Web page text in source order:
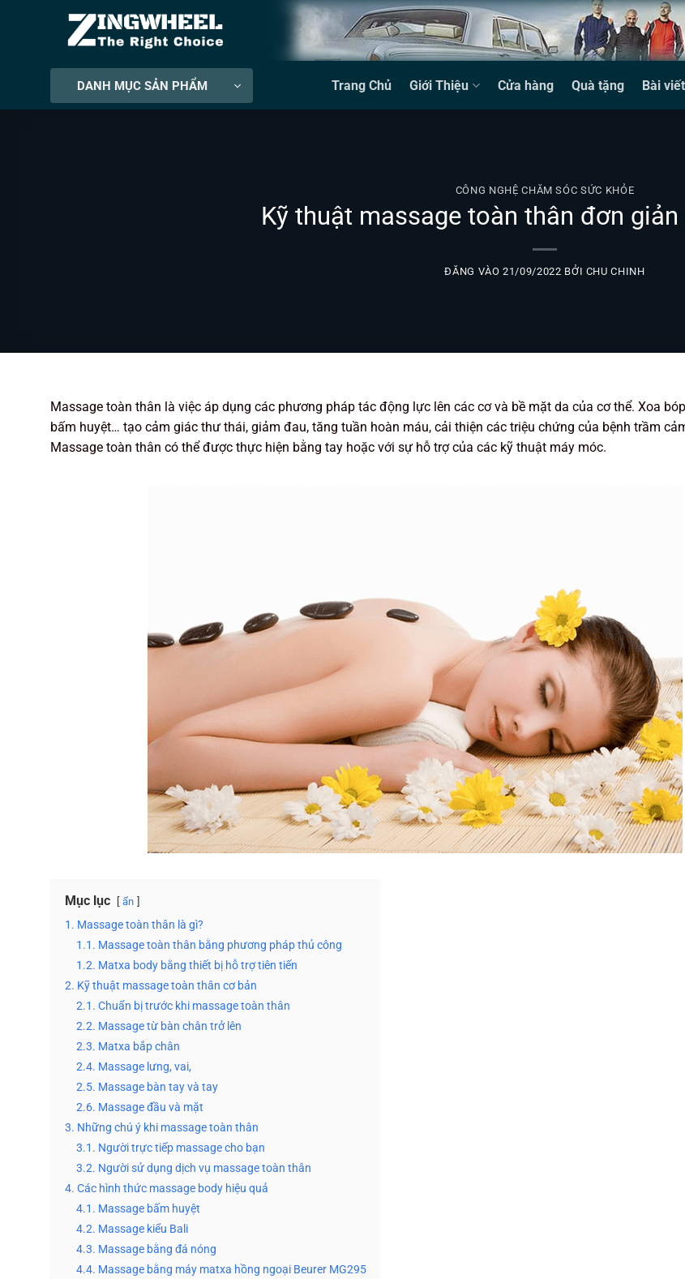
DANH MỤC SẢN PHẨM Trang Chủ Giới Thiệu Cửa hàng Quà tặng Bài viết
CÔNG NGHỆ CHĂM SÓC SỨC KHỎE
Kỹ thuật massage toàn thân đơn
ĐĂNG VÀO21/09/2022 BỞI CHU CHINH
Massage toàn thân là việc áp dụng các phương pháp tác động lực lên các cơ và bề mặt da của cơ thể. Xoa
bấm huyệt… tạo cảm giác thư thái, giảm đau, tăng tuần hoàn máu, cải thiện các triệu chứng của bệnh trầm
Massage toàn thân có thể được thực hiện bằng tay hoặc với sự hỗ trợ của các kỹ thuật máy móc.
Mục lục ẩn
1. Massage toàn thân là gì?
1.1. Massage toàn thân bằng phương pháp thủ công
1.2. Matxa body bằng thiết bị hỗ trợ tiên tiến
2. Kỹ thuật massage toàn thân cơ bản
2.1. Chuẩn bị trước khi massage toàn thân
2.2. Massage từ bàn chân trở lên
2.3. Matxa bắp chân
2.4. Massage lưng, vai,
2.5. Massage bàn tay và tay
2.6. Massage đầu và mặt
3. Những chú ý khi massage toàn thân
3.1. Người trực tiếp massage cho bạn
3.2. Người sử dụng dịch vụ massage toàn thân
4. Các hình thức massage body hiệu quả
4.1. Massage bấm huyệt
4.2. Massage kiểu Bali
4.3. Massage bằng đá nóng
4.4. Massage bằng máy matxa hồng ngoại Beurer MG295